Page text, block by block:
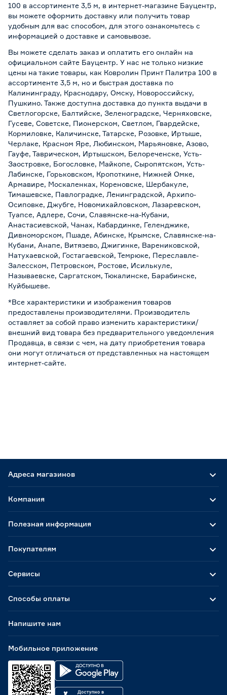
100 в ассортименте 3,5 м, в интернет-магазине Бауцентр,
вы можете оформить доставку или получить товар
удобным для вас способом, для этого ознакомьтесь с
информацией о доставке и самовывозе.
Вы можете сделать заказ и оплатить его онлайн на
официальном сайте Бауцентр. У нас не только низкие
цены на такие товары, как Ковролин Принт Палитра 100 в
ассортименте 3,5 м, но и быстрая доставка по
Калининграду, Краснодару, Омску, Новороссийску,
Пушкино. Также доступна доставка до пункта выдачи в
Светлогорске, Балтийске, Зеленоградске, Черняховске,
Гусеве, Советске, Пионерском, Светлом, Гвардейске,
Кормиловке, Каличинске, Татарске, Розовке, Иртыше,
Черлаке, Красном Яре, Любинском, Марьяновке, Азово,
Гауфе, Таврическом, Иртышском, Белореченске, Усть-
Заостровке, Богословке, Майкопе, Сыропятском, Усть-
Лабинске, Горьковском, Кропоткине, Нижней Омке,
Армавире, Москаленках, Кореновске, Шербакуле,
Тимашевске, Павлоградке, Ленинградской, Архипо-
Осиповке, Джубге, Новомихайловском, Лазаревском,
Туапсе, Адлере, Сочи, Славянске-на-Кубани,
Анастасиевской, Чанах, Кабардинке, Геленджике,
Дивноморском, Пшаде, Абинске, Крымске, Славянске-на-
Кубани, Анапе, Витязево, Джигинке, Варениковской,
Натухаевской, Гостагаевской, Темрюке, Переславле-
Залесском, Петровском, Ростове, Исилькуле,
Называевске, Саргатском, Тюкалинске, Барабинске,
Куйбышеве.
*Все характеристики и изображения товаров
предоставлены производителями. Производитель
оставляет за собой право изменить характеристики/
внешний вид товара без предварительного уведомления
Продавца, в связи с чем, на дату приобретения товара
они могут отличаться от представленных на настоящем
интернет-сайте.
Адреса магазинов
Способы оплаты
Мобильное приложение
Компания
Полезная информация
Покупателям
Сервисы
Напишите нам